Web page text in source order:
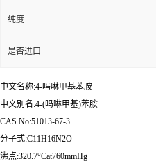
纯度
是否进口
中文名称:4-吗啉甲基苯胺
中文别名:4-(吗啉甲基)苯胺
CAS No:51013-67-3
分子式:C11H16N2O
沸点:320.7°Cat760mmHg